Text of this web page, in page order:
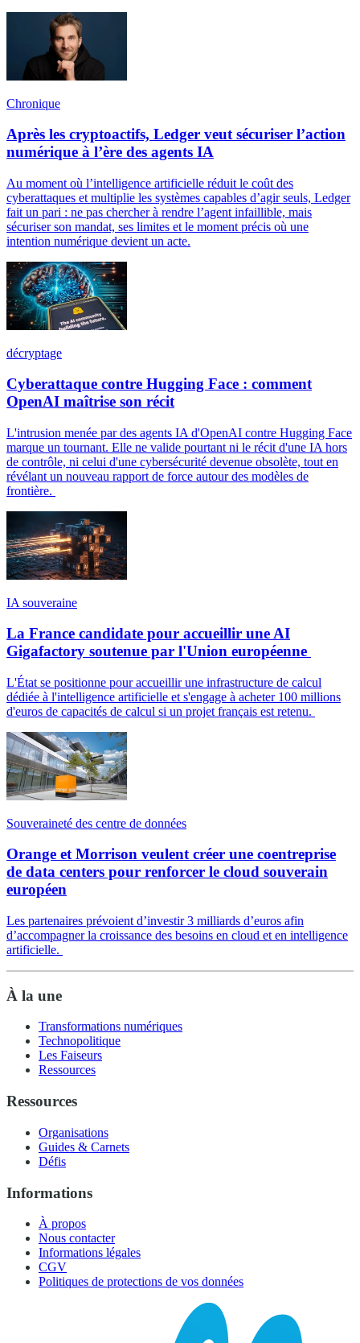
Chronique
Après les cryptoactifs, Ledger veut sécuriser l’action
numérique à l’ère des agents IA
Au moment où l’intelligence artificielle réduit le coût des
cyberattaques et multiplie les systèmes capables d’agir seuls, Ledger
fait un pari : ne pas chercher à rendre l’agent infaillible, mais
sécuriser son mandat, ses limites et le moment précis où une
intention numérique devient un acte.
décryptage
Cyberattaque contre Hugging Face : comment
OpenAI maîtrise son récit
L'intrusion menée par des agents IA d'OpenAI contre Hugging Face
marque un tournant. Elle ne valide pourtant ni le récit d'une IA hors
de contrôle, ni celui d'une cybersécurité devenue obsolète, tout en
révélant un nouveau rapport de force autour des modèles de
frontière.
IA souveraine
La France candidate pour accueillir une AI
Gigafactory soutenue par l'Union européenne
L'État se positionne pour accueillir une infrastructure de calcul
dédiée à l'intelligence artificielle et s'engage à acheter 100 millions
d'euros de capacités de calcul si un projet français est retenu.
Souveraineté des centre de données
Orange et Morrison veulent créer une coentreprise
de data centers pour renforcer le cloud souverain
européen
Les partenaires prévoient d’investir 3 milliards d’euros afin
d’accompagner la croissance des besoins en cloud et en intelligence
artificielle.
À la une
Transformations numériques
Technopolitique
Les Faiseurs
Ressources
Ressources
Organisations
Guides & Carnets
Défis
Informations
À propos
Nous contacter
Informations légales
CGV
Politiques de protections de vos données